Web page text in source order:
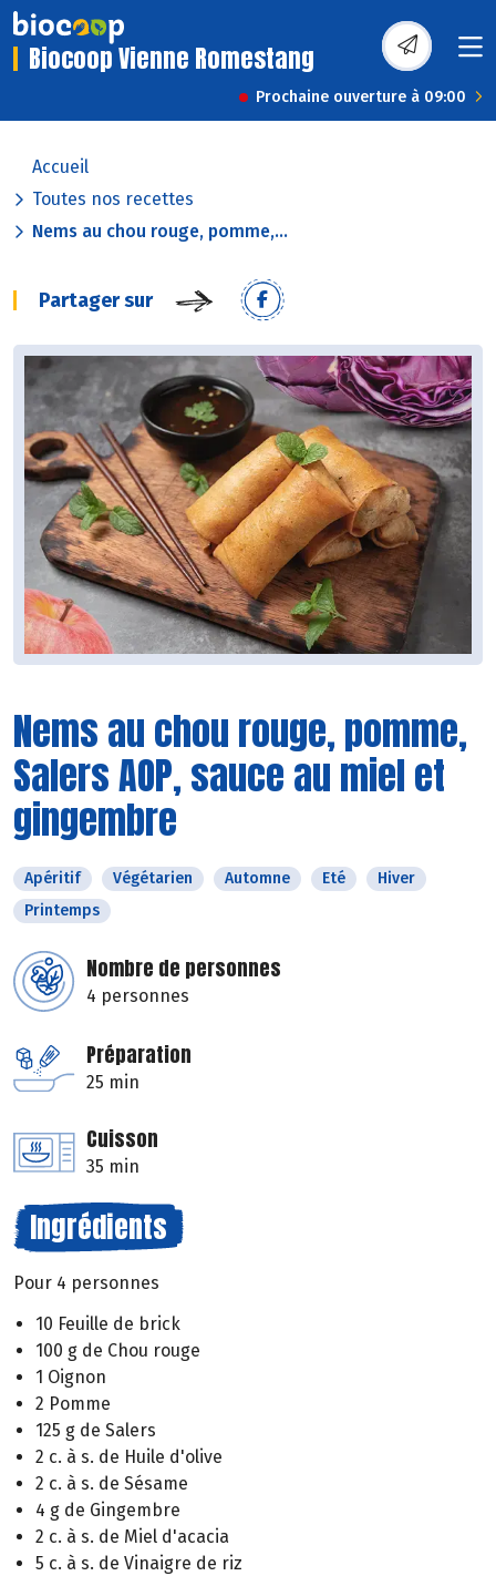
Biocoop Vienne Romestang
Prochaine ouverture à 09:00
Accueil
Toutes nos recettes
Nems au chou rouge, pomme,...
Partager sur
Nems au chou rouge, pomme,
Salers AOP, sauce au miel et
gingembre
Apéritif Végétarien Automne Eté
Hiver
Printemps
Nombre de personnes
4 personnes
Préparation
25 min
Cuisson
35 min
Ingrédients
Pour 4 personnes
10 Feuille de brick
100 g de Chou rouge
1 Oignon
2 Pomme
125 g de Salers
2 c. à s. de Huile d'olive
2 c. à s. de Sésame
4 g de Gingembre
2 c. à s. de Miel d'acacia
5 c. à s. de Vinaigre de riz